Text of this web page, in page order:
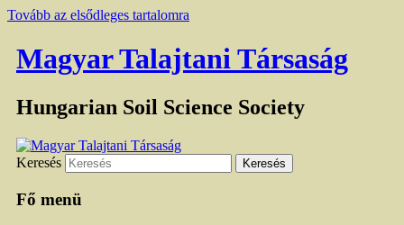
Tovább az elsődleges tartalomra
Magyar Talajtani Társaság
Hungarian Soil Science Society
Keresés
Fő menü